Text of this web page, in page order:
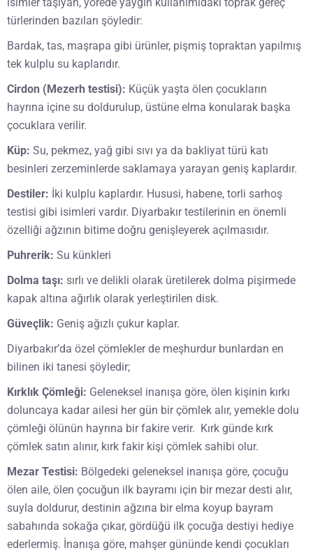
isimler taşıyan, yörede yaygın kullanımıdaki toprak gereç
türlerinden bazıları şöyledir:
Bardak, tas, maşrapa gibi ürünler, pişmiş topraktan yapılmış
tek kulplu su kaplarıdır.
Cirdon (Mezerh testisi): Küçük yaşta ölen çocukların
hayrına içine su doldurulup, üstüne elma konularak başka
çocuklara verilir.
Küp: Su, pekmez, yağ gibi sıvı ya da bakliyat türü katı
besinleri zerzeminlerde saklamaya yarayan geniş kaplardır.
Destiler: İki kulplu kaplardır. Hususi, habene, torli sarhoş
testisi gibi isimleri vardır. Diyarbakır testilerinin en önemli
özelliği ağzının bitime doğru genişleyerek açılmasıdır.
Puhrerik: Su künkleri
Dolma taşı: sırlı ve delikli olarak üretilerek dolma pişirmede
kapak altına ağırlık olarak yerleştirilen disk.
Güveçlik: Geniş ağızlı çukur kaplar.
Diyarbakır’da özel çömlekler de meşhurdur bunlardan en
bilinen iki tanesi şöyledir;
Kırklık Çömleği: Geleneksel inanışa göre, ölen kişinin kırkı
doluncaya kadar ailesi her gün bir çömlek alır, yemekle dolu
çömleği ölünün hayrına bir fakire verir. Kırk günde kırk
çömlek satın alınır, kırk fakir kişi çömlek sahibi olur.
Mezar Testisi: Bölgedeki geleneksel inanışa göre, çocuğu
ölen aile, ölen çocuğun ilk bayramı için bir mezar desti alır,
suyla doldurur, destinin ağzına bir elma koyup bayram
sabahında sokağa çıkar, gördüğü ilk çocuğa destiyi hediye
ederlermiş. İnanışa göre, mahşer gününde kendi çocukları